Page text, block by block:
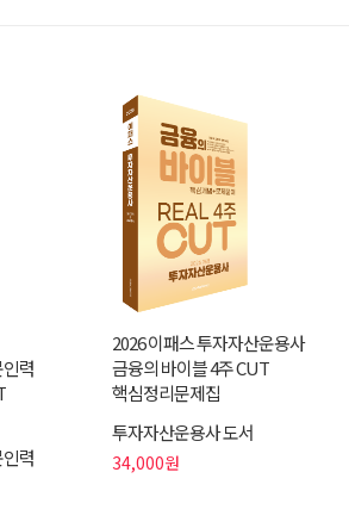
력
력
2026 이패스 투자자산운용사
금융의 바이블 4주 CUT
핵심정리문제집
투자자산운용사 도서
34,000원